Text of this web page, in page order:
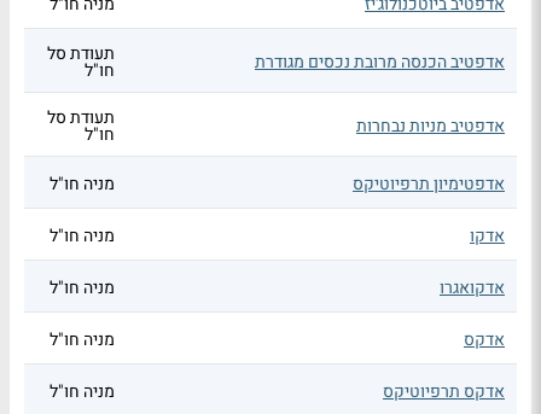
אדפטיב הכנסה מרובת נכסים מגודרת תעודת סל
חו"ל
אדפטיב מניות נבחרות תעודת סל
חו"ל
אדפטימיון תרפיוטיקס
מניה חו"ל
אדקו מניה חו"ל
אדקואגרו מניה חו"ל
אדקס מניה חו"ל
אדקס תרפיוטיקס מניה חו"ל